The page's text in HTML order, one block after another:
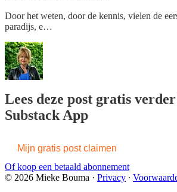
Door het weten, door de kennis, vielen de
paradijs, e…
Lees deze post gratis
Substack App
Mijn gratis post claimen
Of koop een betaald abonnement
© 2026 Mieke Bouma · Privacy ∙